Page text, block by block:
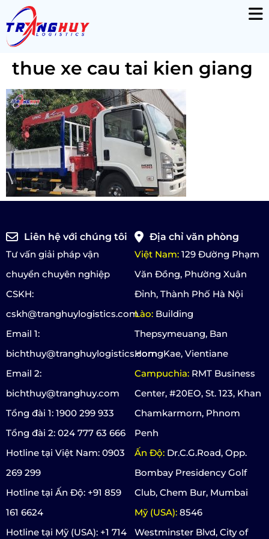
thue xe cau tai kien giang
Liên hệ với chúng tôi
Tư vấn giải pháp vận
chuyển chuyên nghiệp
CSKH:
cskh@tranghuylogistics.com
Email 1:
bichthuy@tranghuylogistics.com
Email 2:
bichthuy@tranghuy.com
Tổng đài 1: 1900 299 933
Tổng đài 2: 024 777 63 666
Hotline tại Việt Nam: 0903
269 299
Hotline tại Ấn Độ: +91 859
161 6624
Hotline tại Mỹ (USA): +1 714
Địa chỉ văn phòng
Việt Nam: 129 Đường Phạm
Văn Đồng, Phường Xuân
Đỉnh, Thành Phố Hà Nội
Lào: Building
Thepsymeuang, Ban
HorngKae, Vientiane
Campuchia: RMT Business
Center, #20EO, St. 123, Khan
Chamkarmorn, Phnom
Penh
Ấn Độ: Dr.C.G.Road, Opp.
Bombay Presidency Golf
Club, Chem Bur, Mumbai
Mỹ (USA): 8546
Westminster Blvd, City of